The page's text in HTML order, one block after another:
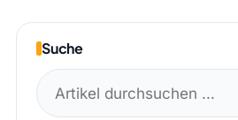
Suche
Suchen
nach: